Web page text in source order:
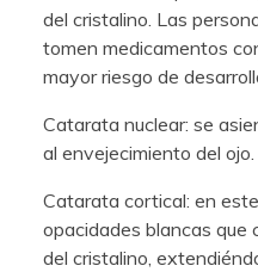
del cristalino. Las
tomen medicamentos
mayor riesgo de
Catarata nuclear: se
al envejecimiento del ojo.
Catarata cortical: en
opacidades blancas que
del cristalino,